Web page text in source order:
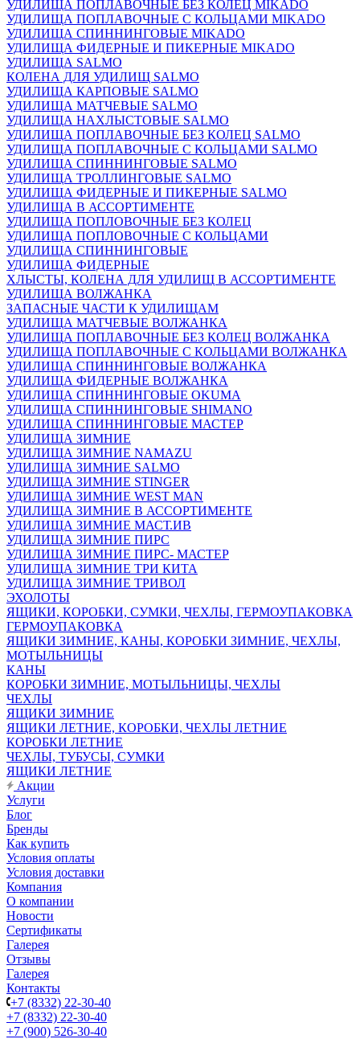
УДИЛИЩА ПОПЛАВОЧНЫЕ БЕЗ КОЛЕЦ MIKADO
УДИЛИЩА ПОПЛАВОЧНЫЕ С КОЛЬЦАМИ MIKADO
УДИЛИЩА СПИННИНГОВЫЕ MIKADO
УДИЛИЩА ФИДЕРНЫЕ И ПИКЕРНЫЕ MIKADO
УДИЛИЩА SALMO
КОЛЕНА ДЛЯ УДИЛИЩ SALMO
УДИЛИЩА КАРПОВЫЕ SALMO
УДИЛИЩА МАТЧЕВЫЕ SALMO
УДИЛИЩА НАХЛЫСТОВЫЕ SALMO
УДИЛИЩА ПОПЛАВОЧНЫЕ БЕЗ КОЛЕЦ SALMO
УДИЛИЩА ПОПЛАВОЧНЫЕ С КОЛЬЦАМИ SALMO
УДИЛИЩА СПИННИНГОВЫЕ SALMO
УДИЛИЩА ТРОЛЛИНГОВЫЕ SALMO
УДИЛИЩА ФИДЕРНЫЕ И ПИКЕРНЫЕ SALMO
УДИЛИЩА В АССОРТИМЕНТЕ
УДИЛИЩА ПОПЛОВОЧНЫЕ БЕЗ КОЛЕЦ
УДИЛИЩА ПОПЛОВОЧНЫЕ С КОЛЬЦАМИ
УДИЛИЩА СПИННИНГОВЫЕ
УДИЛИЩА ФИДЕРНЫЕ
ХЛЫСТЫ, КОЛЕНА ДЛЯ УДИЛИЩ В АССОРТИМЕНТЕ
УДИЛИЩА ВОЛЖАНКА
ЗАПАСНЫЕ ЧАСТИ К УДИЛИЩАМ
УДИЛИЩА МАТЧЕВЫЕ ВОЛЖАНКА
УДИЛИЩА ПОПЛАВОЧНЫЕ БЕЗ КОЛЕЦ ВОЛЖАНКА
УДИЛИЩА ПОПЛАВОЧНЫЕ С КОЛЬЦАМИ ВОЛЖАНКА
УДИЛИЩА СПИННИНГОВЫЕ ВОЛЖАНКА
УДИЛИЩА ФИДЕРНЫЕ ВОЛЖАНКА
УДИЛИЩА СПИННИНГОВЫЕ OKUMA
УДИЛИЩА СПИННИНГОВЫЕ SHIMANO
УДИЛИЩА СПИННИНГОВЫЕ МАСТЕР
УДИЛИЩА ЗИМНИЕ
УДИЛИЩА ЗИМНИЕ NAMAZU
УДИЛИЩА ЗИМНИЕ SALMO
УДИЛИЩА ЗИМНИЕ STINGER
УДИЛИЩА ЗИМНИЕ WEST MAN
УДИЛИЩА ЗИМНИЕ В АССОРТИМЕНТЕ
УДИЛИЩА ЗИМНИЕ МАСТ.ИВ
УДИЛИЩА ЗИМНИЕ ПИРС
УДИЛИЩА ЗИМНИЕ ПИРС- МАСТЕР
УДИЛИЩА ЗИМНИЕ ТРИ КИТА
УДИЛИЩА ЗИМНИЕ ТРИВОЛ
ЭХОЛОТЫ
ЯЩИКИ, КОРОБКИ, СУМКИ, ЧЕХЛЫ, ГЕРМОУПАКОВКА
ГЕРМОУПАКОВКА
ЯЩИКИ ЗИМНИЕ, КАНЫ, КОРОБКИ ЗИМНИЕ, ЧЕХЛЫ,
МОТЫЛЬНИЦЫ
КАНЫ
КОРОБКИ ЗИМНИЕ, МОТЫЛЬНИЦЫ, ЧЕХЛЫ
ЧЕХЛЫ
ЯЩИКИ ЗИМНИЕ
ЯЩИКИ ЛЕТНИЕ, КОРОБКИ, ЧЕХЛЫ ЛЕТНИЕ
КОРОБКИ ЛЕТНИЕ
ЧЕХЛЫ, ТУБУСЫ, СУМКИ
ЯЩИКИ ЛЕТНИЕ
Акции
Услуги
Блог
Бренды
Как купить
Условия оплаты
Условия доставки
Компания
О компании
Новости
Сертификаты
Галерея
Отзывы
Галерея
Контакты
+7 (8332) 22-30-40
+7 (8332) 22-30-40
+7 (900) 526-30-40